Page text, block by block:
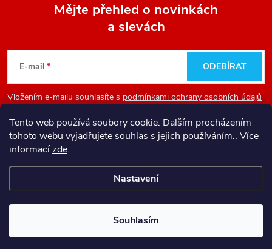
Tento web používá soubory cookie. Dalším procházením
tohoto webu vyjadřujete souhlas s jejich používáním.. Více
informacízde.
Nastavení
Souhlasím
p
a
Mějte přehled o novinkách
a slevách
E-mail
Vložením e-mailu souhlasíte s podmínkami ochrany osobních údajů
ODEBÍRAT
Informace pro vás
práva vyhrazena.